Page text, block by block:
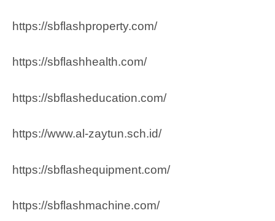
https://sbflashproperty.com/
https://sbflashhealth.com/
https://sbflasheducation.com/
https://www.al-zaytun.sch.id/
https://sbflashequipment.com/
https://sbflashmachine.com/